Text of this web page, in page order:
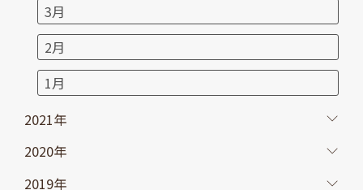
3月
2月
1月
2021年
2020年
2019年